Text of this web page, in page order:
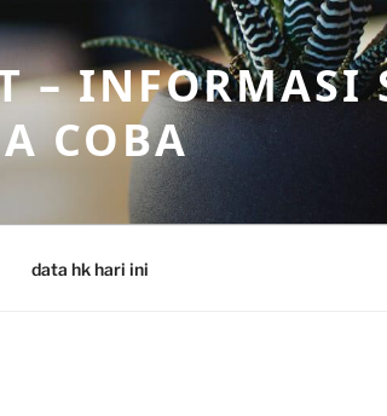
– INFORMASI
COBA
data hk hari ini